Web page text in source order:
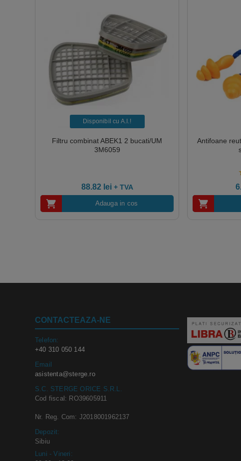
Disponibil cu A.I.​!
Filtru combinat ABEK1 2 bucati/UM
3M6059
88.82 lei + TVA
Adauga in cos
Antifoane
CONTACTEAZA-NE
Telefon:
+40 310 050 144
Email
asistenta@sterge.ro
S.C. STERGE ORICE S.R.L.
Cod fiscal: RO39605911
Nr. Reg. Com: J2018001962137
Depozit:
Sibiu
Luni - Vineri: